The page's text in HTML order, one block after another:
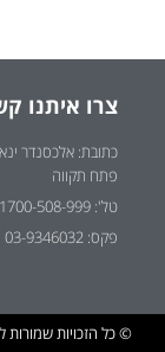
צרו איתנו
פתח תקווה
טל': 1700-508-999
פקס: 03-9346032
© כל הזכויות